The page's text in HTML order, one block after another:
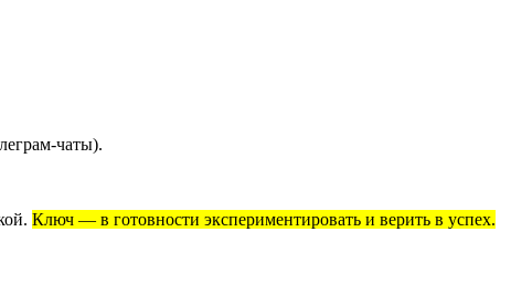
чаты).
Ключ — в готовности экспериментировать и верить в успех.